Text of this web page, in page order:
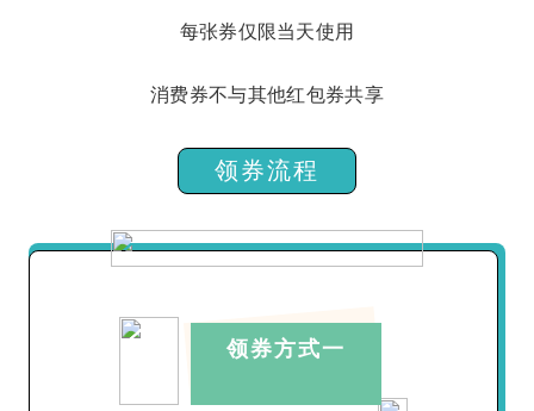
每张券仅限当天使用
消费券不与其他红包券共享
领券流程
领券方式一